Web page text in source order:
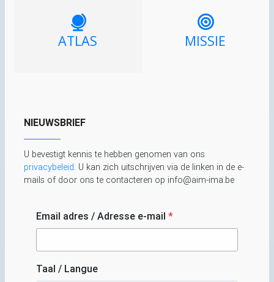
ATLAS MISSIE
NIEUWSBRIEF
U bevestigt kennis te hebben genomen van ons
privacybeleid. U kan zich uitschrijven via de linken in de e-
mails of door ons te contacteren op info@aim-ima.be
Email adres / Adresse e-mail *
Taal / Langue